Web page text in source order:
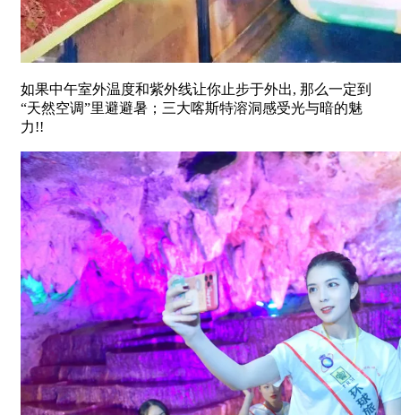
如果中午室外温度和紫外线让你止步于外出, 那么一定到
“天然空调”里避避暑；三大喀斯特溶洞感受光与暗的魅
力!!